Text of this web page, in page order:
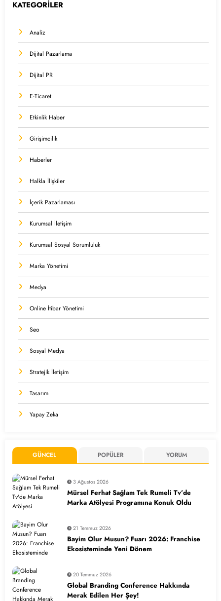
KATEGORİLER
Analiz
Dijital Pazarlama
Dijital PR
E-Ticaret
Etkinlik Haber
Girişimcilik
Haberler
Halkla İlişkiler
İçerik Pazarlaması
Kurumsal İletişim
Kurumsal Sosyal Sorumluluk
Marka Yönetimi
Medya
Online İtibar Yönetimi
Seo
Sosyal Medya
Stratejik İletişim
Tasarım
Yapay Zeka
GÜNCEL POPÜLER YORUM
3 Ağustos 2026
Mürsel Ferhat Sağlam Tek Rumeli Tv’de
Marka Atölyesi Programına Konuk Oldu
21 Temmuz 2026
Bayim Olur Musun? Fuarı 2026: Franchise
Ekosisteminde Yeni Dönem
20 Temmuz 2026
Global Branding Conference Hakkında
Merak Edilen Her Şey!